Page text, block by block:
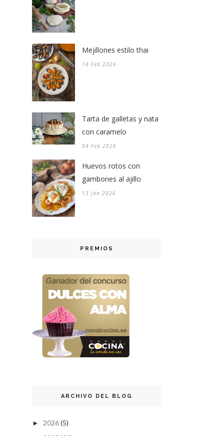
Mejillones estilo thai
18 Feb 2026
Tarta de galletas y nata
con caramelo
04 Feb 2026
Huevos rotos con
gambones al ajillo
13 Jan 2026
PREMIOS
ARCHIVO DEL BLOG
► 2026(5)